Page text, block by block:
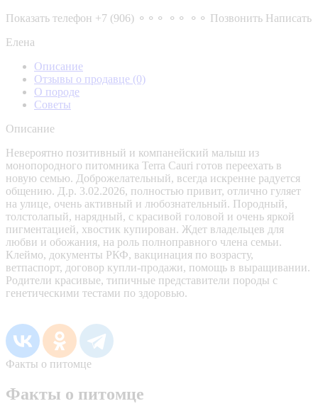
Показать телефон +7 (906) ⚬⚬⚬ ⚬⚬ ⚬⚬ Позвонить Написать
Елена
Описание
Отзывы о продавце (0)
О породе
Советы
Описание
Невероятно позитивный и компанейский малыш из
монопородного питомника Terra Cauri готов переехать в
новую семью. Доброжелательный, всегда искренне радуется
общению. Д.р. 3.02.2026, полностью привит, отлично гуляет
на улице, очень активный и любознательный. Породный,
толстолапый, нарядный, с красивой головой и очень яркой
пигментацией, хвостик купирован. Ждет владельцев для
любви и обожания, на роль полноправного члена семьи.
Клеймо, документы РКФ, вакцинация по возрасту,
ветпаспорт, договор купли-продажи, помощь в выращивании.
Родители красивые, типичные представители породы с
генетическими тестами по здоровью.
Факты о питомце
Факты о питомце